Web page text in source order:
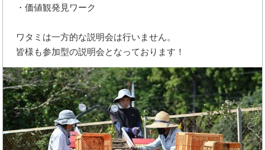
・価値観発見ワーク
ワタミは一方的な説明会は行いません。
皆様も参加型の説明会となっております！